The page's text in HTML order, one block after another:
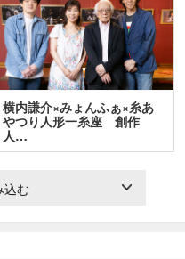
横内謙介×みょんふぁ×糸あ
やつり人形一糸座 創作
人…
込む